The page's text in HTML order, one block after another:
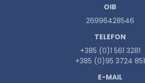
OIB
26996428546
TELEFON
+385 (0)1 561 3281
+385 (0)95 3724 851
E-MAIL